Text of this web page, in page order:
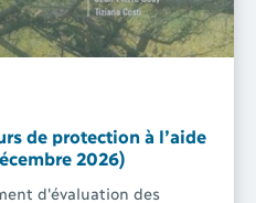
de protection à l’aide
2026)
d'évaluation des